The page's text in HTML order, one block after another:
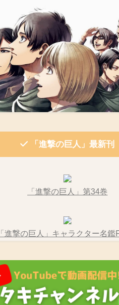
「進撃の巨人」最新刊
「進撃の巨人」第34巻
「進撃の巨人」キャラクター名鑑